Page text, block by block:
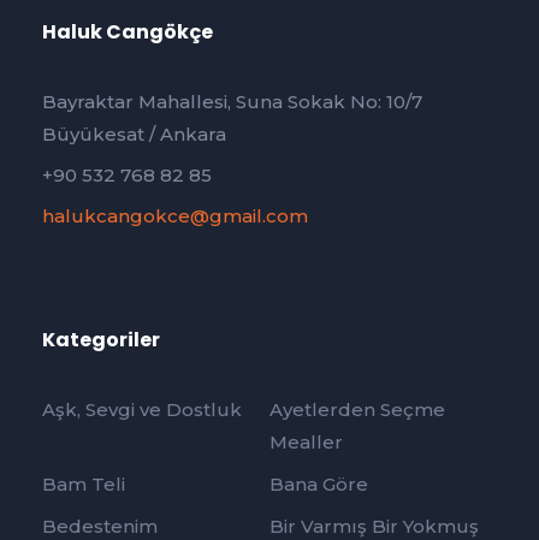
Haluk Cangökçe
Bayraktar Mahallesi, Suna Sokak No: 10/7
Büyükesat / Ankara
+90 532 768 82 85
halukcangokce@gmail.com
Kategoriler
Aşk, Sevgi ve Dostluk
Ayetlerden Seçme
Mealler
Bam Teli
Bana Göre
Bedestenim
Bir Varmış Bir Yokmuş